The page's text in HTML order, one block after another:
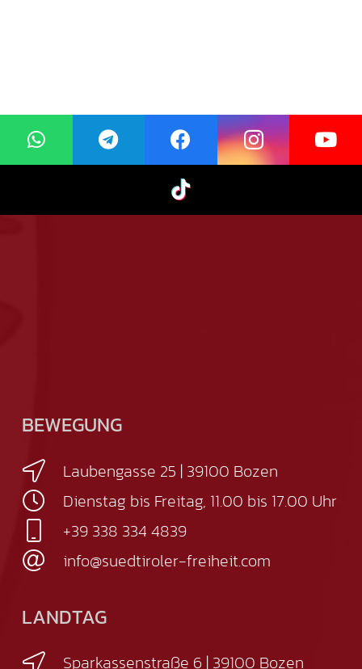
BEWEGUNG
Laubengasse 25 | 39100 Bozen
Dienstag bis Freitag, 11.00 bis 17.00 Uhr
+39 338 334 4839
info@suedtiroler-freiheit.com
LANDTAG
Sparkassenstraße 6 | 39100 Bozen